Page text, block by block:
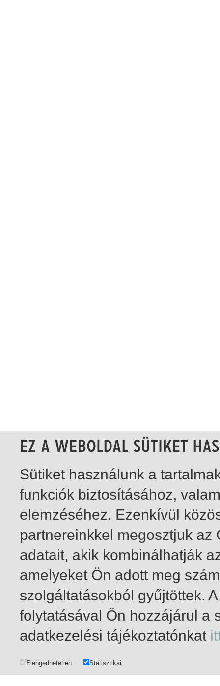
101-120 / total 120 hit
Sütiket használunk a
funkciók biztosításához,
elemzéséhez. Ezenkívül
partnereinkkel megosztjuk
adatait, akik kombinálhatják
amelyeket Ön adott meg
szolgáltatásokból gyűjtöttek.
folytatásával Ön hozzájárul a
adatkezelési tájékoztatónkat
Elengedhetetlen Statisztikai